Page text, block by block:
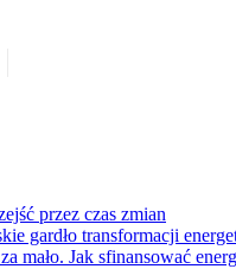
przez czas zmian
gardło transformacji
mało. Jak sfinansować